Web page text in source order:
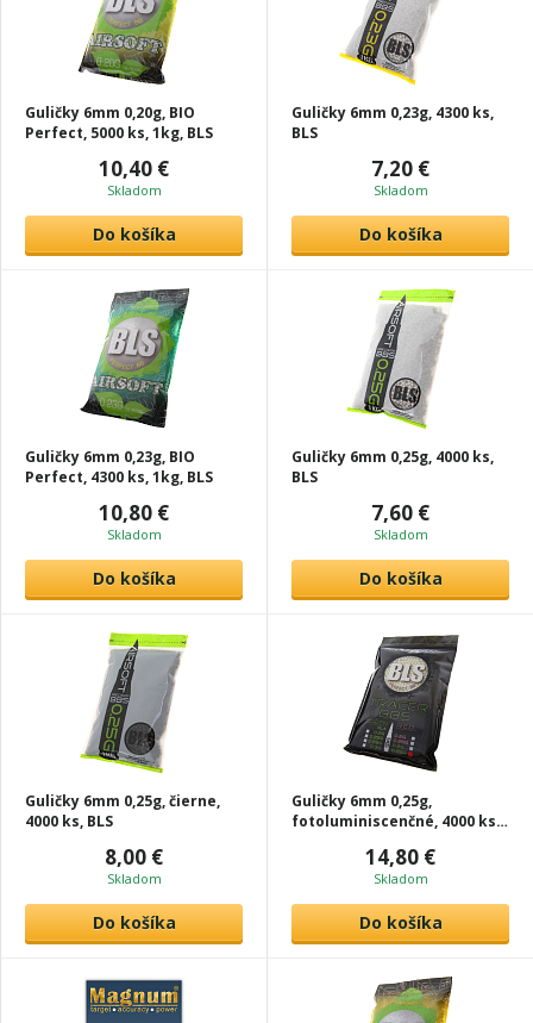
Guličky 6mm 0,20g, BIO
Perfect, 5000 ks, 1kg, BLS
10,40 €
Skladom
Do košíka
Guličky 6mm 0,23g, 4300 ks,
BLS
7,20 €
Skladom
Do košíka
Guličky 6mm 0,23g, BIO
Perfect, 4300 ks, 1kg, BLS
10,80 €
Skladom
Do košíka
Guličky 6mm 0,25g, 4000 ks,
BLS
7,60 €
Skladom
Do košíka
Guličky 6mm 0,25g, čierne,
4000 ks, BLS
8,00 €
Skladom
Do košíka
Guličky 6mm 0,25g,
fotoluminiscenčné, 4000 ks,
14,80 €
Skladom
Do košíka